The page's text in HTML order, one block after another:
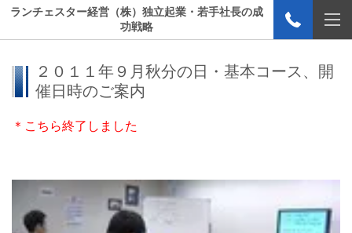
ランチェスター経営（株）独立起業・若手社長の成
功戦略
２０１１年９月秋分の日・基本コース、開
催日時のご案内
＊こちら終了しました